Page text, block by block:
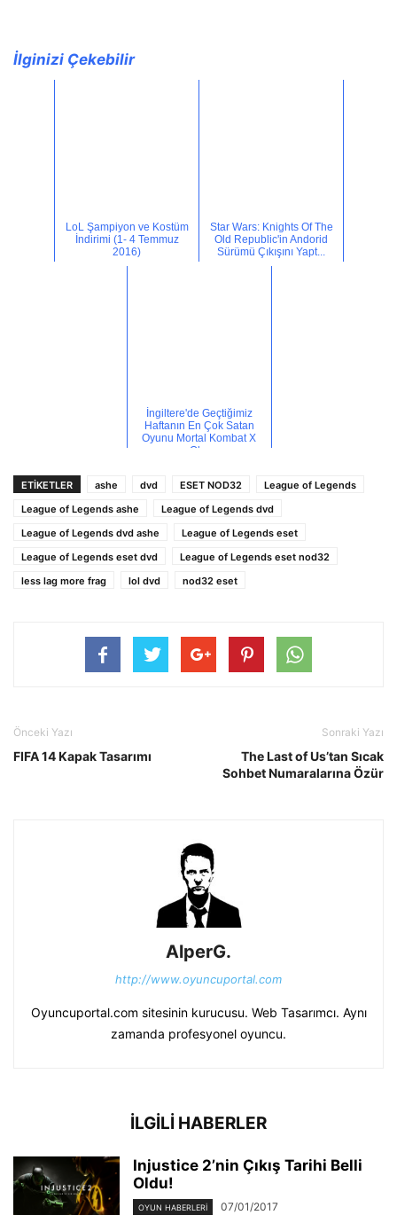
İlginizi Çekebilir
LoL Şampiyon ve Kostüm
İndirimi (1- 4 Temmuz
2016)
Star Wars: Knights Of The
Old Republic'in Andorid
Sürümü Çıkışını Yapt...
İngiltere'de Geçtiğimiz
Haftanın En Çok Satan
Oyunu Mortal Kombat X
Ol...
ETİKETLER ashe dvd ESET NOD32
League of Legends
League of Legends ashe
League of Legends dvd
League of Legends dvd ashe
League of Legends eset
League of Legends eset dvd
League of Legends eset nod32
less lag more frag
lol dvd nod32 eset
Önceki Yazı
FIFA 14 Kapak Tasarımı
Sonraki Yazı
The Last of Us’tan Sıcak
Sohbet Numaralarına Özür
AlperG.
http://www.oyuncuportal.com
Oyuncuportal.com sitesinin kurucusu. Web Tasarımcı. Aynı
zamanda profesyonel oyuncu.
İLGİLİ HABERLER
Injustice 2’nin Çıkış Tarihi Belli
Oldu!
OYUN HABERLERI 07/01/2017